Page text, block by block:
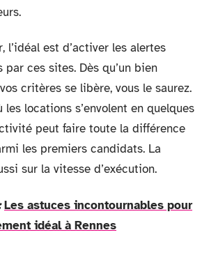
l’idéal est d’activer les alertes
par ces sites. Dès qu’un bien
critères se libère, vous le saurez.
les locations s’envolent en quelques
peut faire toute la différence
les premiers candidats. La
sur la vitesse d’exécution.
Les astuces incontournables pour
idéal à Rennes